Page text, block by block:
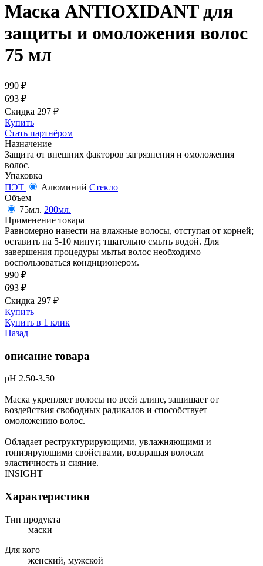
Маска ANTIOXIDANT для
защиты и омоложения волос
75 мл
990 ₽
693 ₽
Скидка 297 ₽
Купить
Стать партнёром
Назначение
Защита от внешних факторов загрязнения и омоложения
волос.
Упаковка
ПЭТ
Алюминий Стекло
Объем
75мл. 200мл.
Применение товара
Равномерно нанести на влажные волосы, отступая от корней;
оставить на 5-10 минут; тщательно смыть водой. Для
завершения процедуры мытья волос необходимо
воспользоваться кондиционером.
990 ₽
693 ₽
Скидка 297 ₽
Купить
Купить в 1 клик
Назад
описание товара
рН 2.50-3.50
Маска укрепляет волосы по всей длине, защищает от
воздействия свободных радикалов и способствует
омоложению волос.
Обладает реструктурирующими, увлажняющими и
тонизирующими свойствами, возвращая волосам
эластичность и сияние.
INSIGHT
Характеристики
Тип продукта
маски
Для кого
женский, мужской